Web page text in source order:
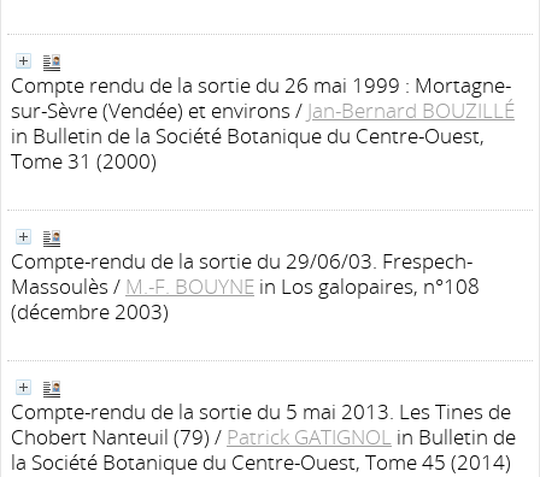
Compte rendu de la sortie du 26 mai 1999 : Mortagne-
sur-Sèvre (Vendée) et environs / Jan-Bernard BOUZILLÉ
in Bulletin de la Société Botanique du Centre-Ouest,
Tome 31 (2000)
Compte-rendu de la sortie du 29/06/03. Frespech-
Massoulès / M.-F. BOUYNE in Los galopaires, n°108
(décembre 2003)
Compte-rendu de la sortie du 5 mai 2013. Les Tines de
Chobert Nanteuil (79) / Patrick GATIGNOL in Bulletin de
la Société Botanique du Centre-Ouest, Tome 45 (2014)